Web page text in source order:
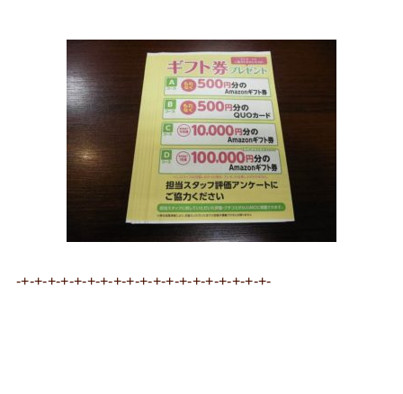
-+-+-+-+-+-+-+-+-+-+-+-+-+-+-+-+-+-+-+-